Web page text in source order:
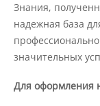
Документы
Знания,
надежная база
значительных
Для оформления